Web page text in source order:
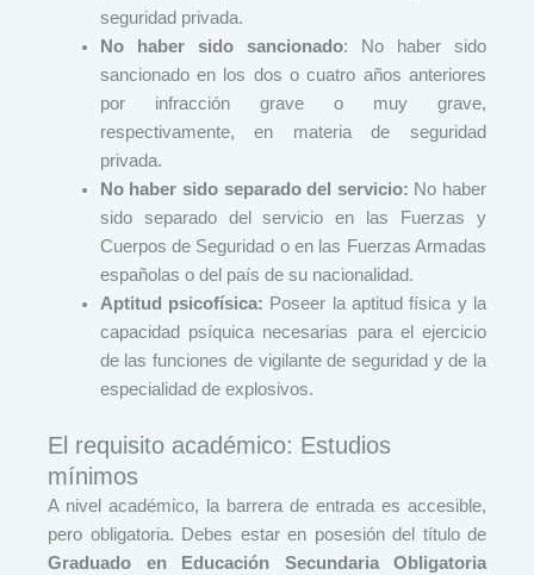
seguridad privada.
No haber sido sancionado: No haber sido
sancionado en los dos o cuatro años anteriores
por infracción grave o muy grave,
respectivamente, en materia de seguridad
privada.
No haber sido separado del servicio: No haber
sido separado del servicio en las Fuerzas y
Cuerpos de Seguridad o en las Fuerzas Armadas
españolas o del país de su nacionalidad.
Aptitud psicofísica: Poseer la aptitud física y la
capacidad psíquica necesarias para el ejercicio
de las funciones de vigilante de seguridad y de la
especialidad de explosivos.
El requisito académico: Estudios
mínimos
A nivel académico, la barrera de entrada es accesible,
pero obligatoria. Debes estar en posesión del título de
Graduado en Educación Secundaria Obligatoria